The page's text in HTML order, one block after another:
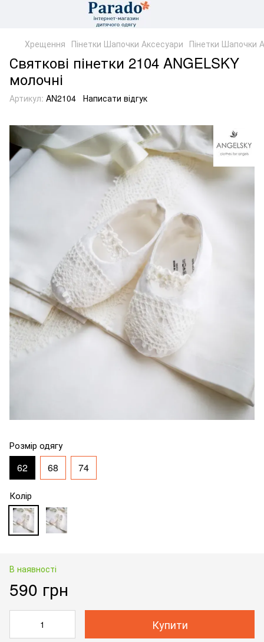
Хрещення Пінетки Шапочки Аксесуари Пінетки Шапочки
Святкові пінетки 2104 ANGELSKY
молочні
Артикул: AN2104 Написати відгук
Розмір одягу
62 68 74
Колір
В наявності
590 грн
Купити